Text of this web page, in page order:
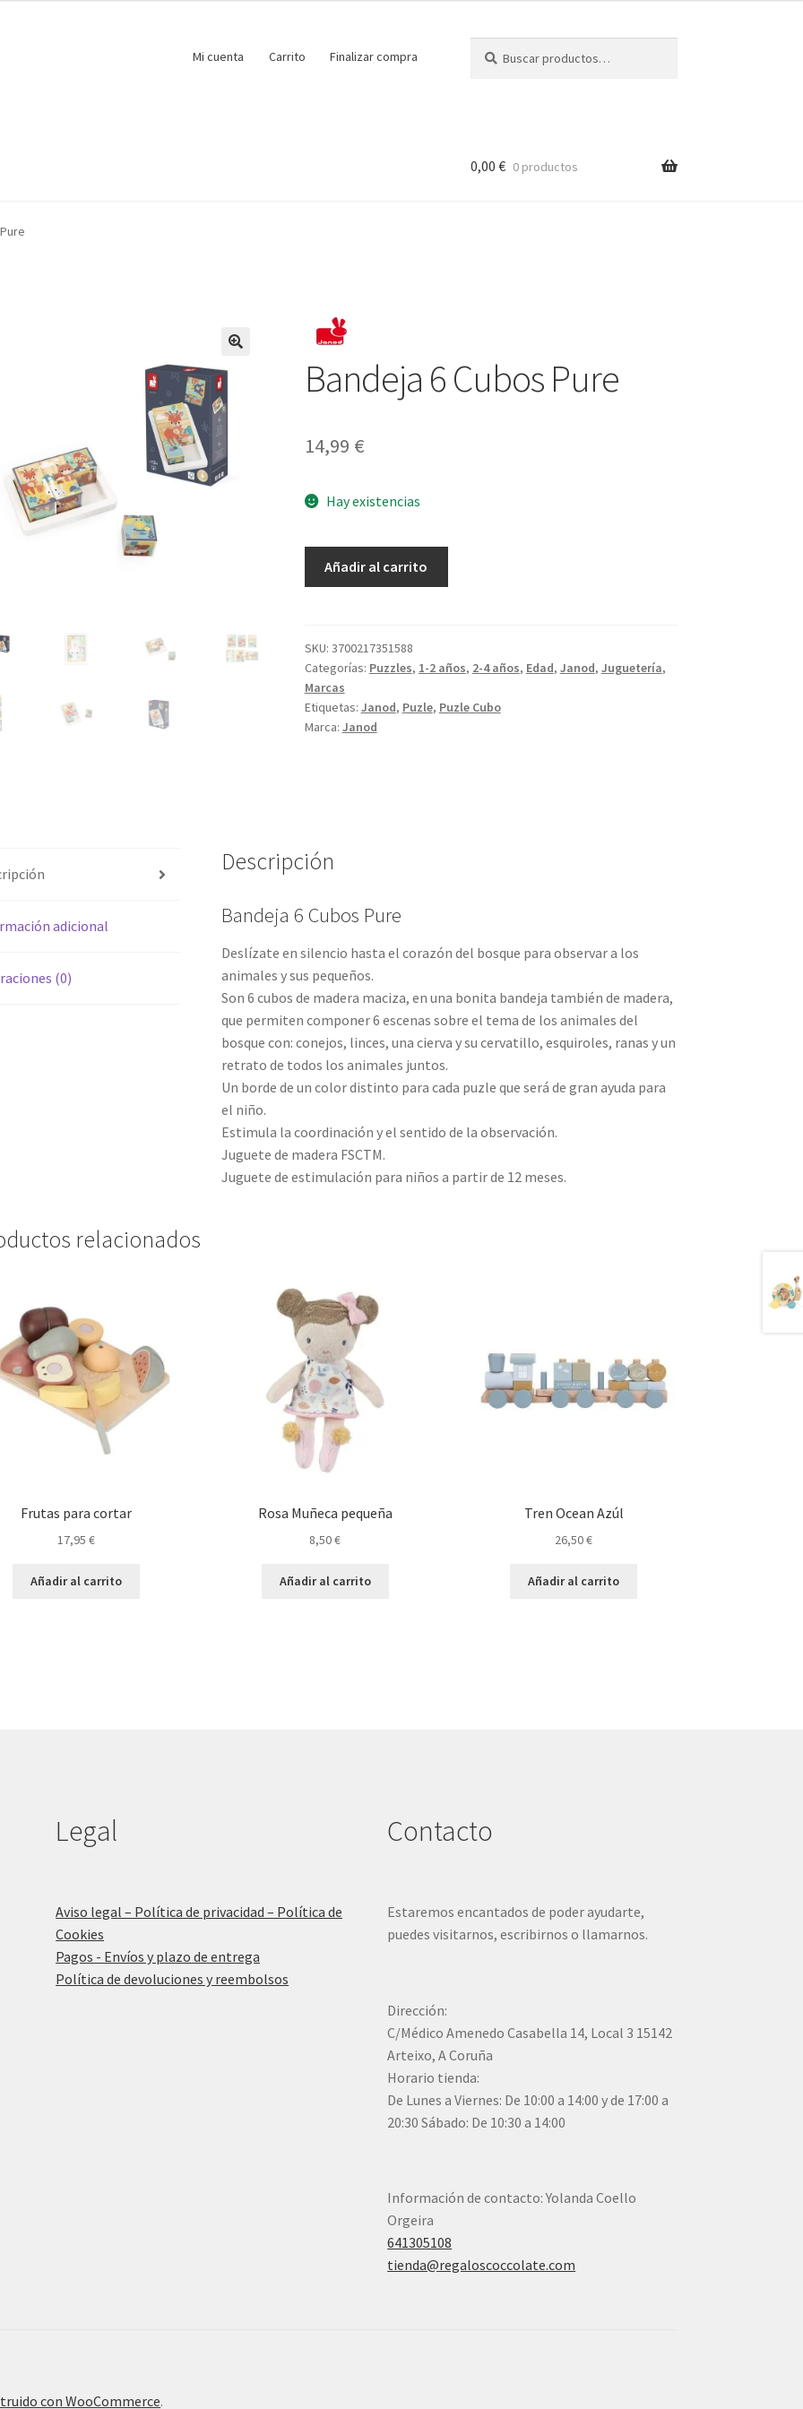
Mi cuenta Carrito Finalizar compra
por:
0,00 € 0 productos
Bandeja 6 Cubos Pure
14,99 €
Hay existencias
cantidad
Añadir al carrito
SKU: 3700217351588
Categorías: Puzzles, 1-2 años, 2-4 años, Edad, Janod, Juguetería,
Marcas
Etiquetas: Janod, Puzle, Puzle Cubo
Marca: Janod
adicional
(0)
Descripción
Bandeja 6 Cubos Pure
Deslízate en silencio hasta el corazón del bosque para observar a los
animales y sus pequeños.
Son 6 cubos de madera maciza, en una bonita bandeja también de madera,
que permiten componer 6 escenas sobre el tema de los animales del
bosque con: conejos, linces, una cierva y su cervatillo, esquiroles, ranas y un
retrato de todos los animales juntos.
Un borde de un color distinto para cada puzle que será de gran ayuda para
el niño.
Estimula la coordinación y el sentido de la observación.
Juguete de madera FSCTM.
Juguete de estimulación para niños a partir de 12 meses.
relacionados
Frutas para cortar
17,95€
Añadir al carrito
Rosa Muñeca pequeña
8,50€
Añadir al carrito
Tren Ocean Azúl
26,50€
Añadir al carrito
Legal
Aviso legal – Política de privacidad – Política de
Cookies
Pagos - Envíos y plazo de entrega
Política de devoluciones y reembolsos
Contacto
Estaremos encantados de poder ayudarte,
puedes visitarnos, escribirnos o llamarnos.
Dirección:
C/Médico Amenedo Casabella 14, Local 3 15142
Arteixo, A Coruña
Horario tienda:
De Lunes a Viernes: De 10:00 a 14:00 y de 17:00 a
20:30 Sábado: De 10:30 a 14:00
Información de contacto: Yolanda Coello
Orgeira
641305108
tienda@regaloscoccolate.com
con WooCommerce.